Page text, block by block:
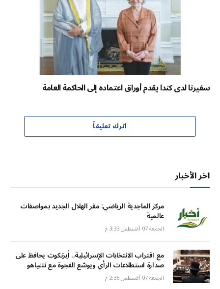
سفيرنا لدى كندا يقدم أوراق اعتماده إلى الحاكمة العامة
اترك تعليقاً
اخر الأخبار
مركز الماجدية الرياضي: مقر الهلال الجديد بمواصفات
عالمية
الجمعة 07 أغسطس 3:33 م
مع اقتراب الانتخابات الإسرائيلية.. أيزنكوت يحافظ على
صدارة استطلاعات الرأي ويوسّع الفجوة مع نتنياهو
الجمعة 07 أغسطس 2:35 م